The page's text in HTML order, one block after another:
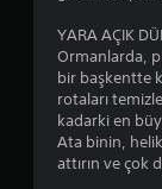
ı
z
l
a
v
e
y
a
YARA AÇIK
Ormanlarda,
bir başkentte
rotaları
kadarki en
Ata binin,
attırın ve çok